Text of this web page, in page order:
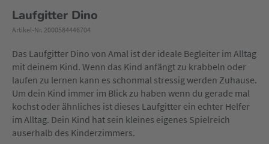
Laufgitter Dino
Artikel-Nr. 2000584446704
Das Laufgitter Dino von Amal ist der ideale Begleiter im Alltag
mit deinem Kind. Wenn das Kind anfängt zu krabbeln oder
laufen zu lernen kann es schonmal stressig werden Zuhause.
Um dein Kind immer im Blick zu haben wenn du gerade mal
kochst oder ähnliches ist dieses Laufgitter ein echter Helfer
im Alltag. Dein Kind hat sein kleines eigenes Spielreich
auserhalb des Kinderzimmers.